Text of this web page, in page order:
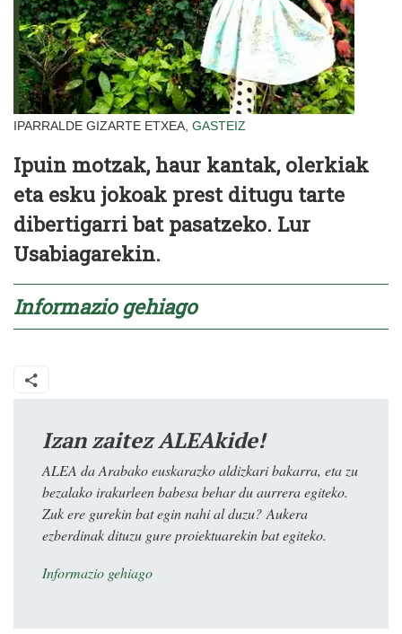
IPARRALDE GIZARTE ETXEA, GASTEIZ
Ipuin motzak, haur kantak, olerkiak
eta esku jokoak prest ditugu tarte
dibertigarri bat pasatzeko. Lur
Usabiagarekin.
Informazio gehiago
Izan zaitez ALEAkide!
ALEA da Arabako euskarazko aldizkari bakarra, eta zu
bezalako irakurleen babesa behar du aurrera egiteko.
Zuk ere gurekin bat egin nahi al duzu? Aukera
ezberdinak dituzu gure proiektuarekin bat egiteko.
Informazio gehiago